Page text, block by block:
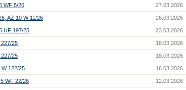
WF 5/26 27.03.2026
AZ 10 W 11/26 26.03.2026
UF 197/25 23.03.2026
25 18.03.2026
25 18.03.2026
122/25 16.03.2026
WF 22/26 12.03.2026